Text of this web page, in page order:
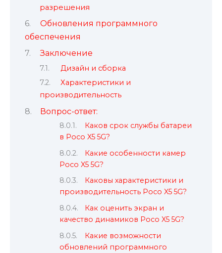
разрешения
Обновления программного
обеспечения
Заключение
Дизайн и сборка
Характеристики и
производительность
Вопрос-ответ:
Каков срок службы батареи
в Poco X5 5G?
Какие особенности камер
Poco X5 5G?
Каковы характеристики и
производительность Poco X5 5G?
Как оценить экран и
качество динамиков Poco X5 5G?
Какие возможности
обновлений программного